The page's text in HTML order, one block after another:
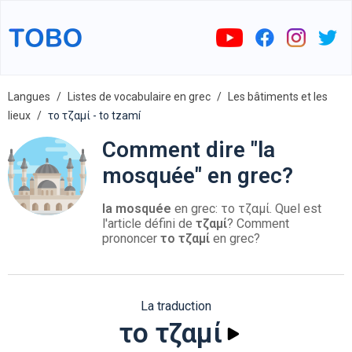
Langues Listes de vocabulaire en grec
Les bâtiments et les
lieux
το τζαμί - to tzamí
Comment dire "la
mosquée" en grec?
la mosquée en grec: το τζαμί. Quel est
l'article défini de τζαμί? Comment
prononcer το τζαμί en grec?
La traduction
το τζαμί